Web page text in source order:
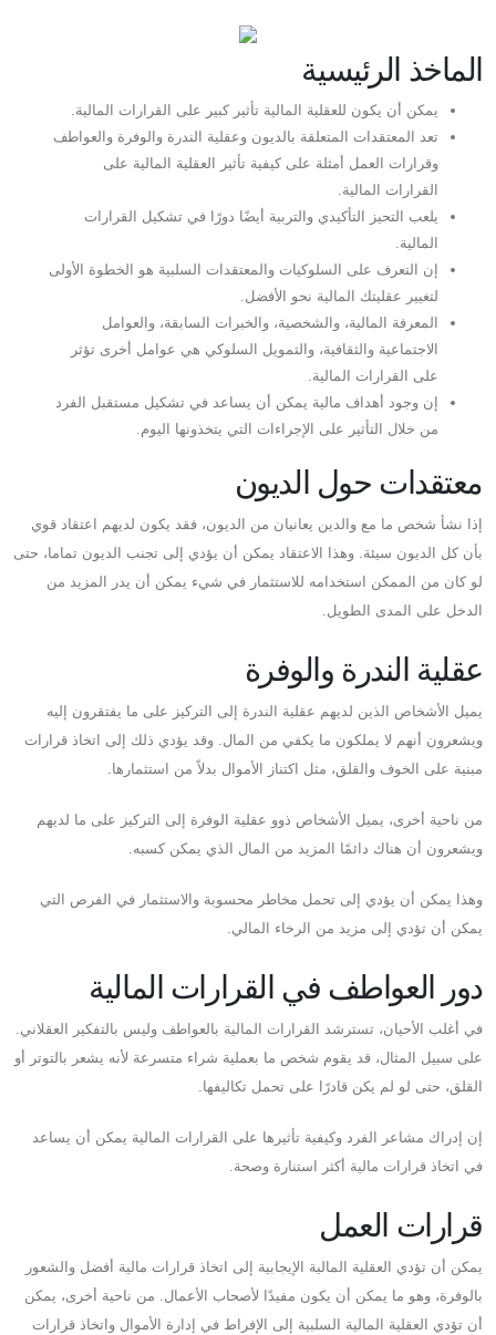
الماخذ الرئيسية
يمكن أن يكون للعقلية المالية تأثير كبير على القرارات المالية.
تعد المعتقدات المتعلقة بالديون وعقلية الندرة والوفرة والعواطف
وقرارات العمل أمثلة على كيفية تأثير العقلية المالية على
القرارات المالية.
يلعب التحيز التأكيدي والتربية أيضًا دورًا في تشكيل القرارات
المالية.
إن التعرف على السلوكيات والمعتقدات السلبية هو الخطوة الأولى
لتغيير عقليتك المالية نحو الأفضل.
المعرفة المالية، والشخصية، والخبرات السابقة، والعوامل
الاجتماعية والثقافية، والتمويل السلوكي هي عوامل أخرى تؤثر
على القرارات المالية.
إن وجود أهداف مالية يمكن أن يساعد في تشكيل مستقبل الفرد
من خلال التأثير على الإجراءات التي يتخذونها اليوم.
معتقدات حول الديون
إذا نشأ شخص ما مع والدين يعانيان من الديون، فقد يكون لديهم اعتقاد قوي
بأن كل الديون سيئة. وهذا الاعتقاد يمكن أن يؤدي إلى تجنب الديون تماما، حتى
لو كان من الممكن استخدامه للاستثمار في شيء يمكن أن يدر المزيد من
الدخل على المدى الطويل.
عقلية الندرة والوفرة
يميل الأشخاص الذين لديهم عقلية الندرة إلى التركيز على ما يفتقرون إليه
ويشعرون أنهم لا يملكون ما يكفي من المال. وقد يؤدي ذلك إلى اتخاذ قرارات
مبنية على الخوف والقلق، مثل اكتناز الأموال بدلاً من استثمارها.
من ناحية أخرى، يميل الأشخاص ذوو عقلية الوفرة إلى التركيز على ما لديهم
ويشعرون أن هناك دائمًا المزيد من المال الذي يمكن كسبه.
وهذا يمكن أن يؤدي إلى تحمل مخاطر محسوبة والاستثمار في الفرص التي
يمكن أن تؤدي إلى مزيد من الرخاء المالي.
دور العواطف في القرارات المالية
في أغلب الأحيان، تسترشد القرارات المالية بالعواطف وليس بالتفكير العقلاني.
على سبيل المثال، قد يقوم شخص ما بعملية شراء متسرعة لأنه يشعر بالتوتر أو
القلق، حتى لو لم يكن قادرًا على تحمل تكاليفها.
إن إدراك مشاعر الفرد وكيفية تأثيرها على القرارات المالية يمكن أن يساعد
في اتخاذ قرارات مالية أكثر استنارة وصحة.
قرارات العمل
يمكن أن تؤدي العقلية المالية الإيجابية إلى اتخاذ قرارات مالية أفضل والشعور
بالوفرة، وهو ما يمكن أن يكون مفيدًا لأصحاب الأعمال. من ناحية أخرى، يمكن
أن تؤدي العقلية المالية السلبية إلى الإفراط في إدارة الأموال واتخاذ قرارات